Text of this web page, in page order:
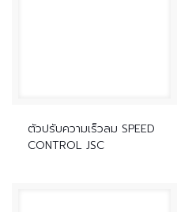
ตัวปรับความเร็วลม SPEED
CONTROL JSC